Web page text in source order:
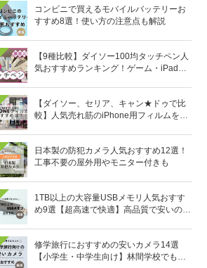
コンビニで買えるモバイルバッテリーお
すすめ8選！使い方の注意点も解説
【9種比較】ダイソー100均タッチペン人
気おすすめランキング！ゲーム・iPad向
【ダイソー、セリア、キャン★ドゥで比
較】人気売れ筋のiPhone用フィルムを10
日本製の防犯カメラ人気おすすめ12選！
工事不要の屋外用やモニター付きも
1TB以上の大容量USBメモリ人気おすす
め9選【超高速で快適】高品質で安いのは
修学旅行におすすめの安いカメラ14選
【小学生・中学生向け】林間学校でも活